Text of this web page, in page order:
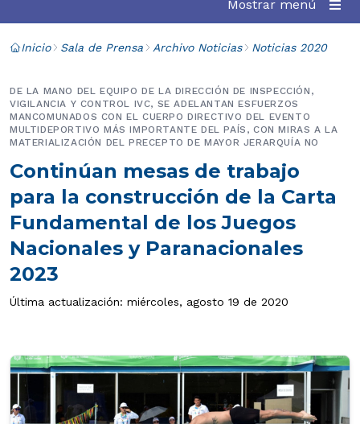
Mostrar menú
Inicio Sala de Prensa Archivo Noticias Noticias 2020
Continúan mesas de trabajo
para la construcción de la Carta
Fundamental de los Juegos
Nacionales y Paranacionales
2023
DE LA MANO DEL EQUIPO DE LA DIRECCIÓN DE INSPECCIÓN,
VIGILANCIA Y CONTROL IVC, SE ADELANTAN ESFUERZOS
MANCOMUNADOS CON EL CUERPO DIRECTIVO DEL EVENTO
MULTIDEPORTIVO MÁS IMPORTANTE DEL PAÍS, CON MIRAS A LA
MATERIALIZACIÓN DEL PRECEPTO DE MAYOR JERARQUÍA NO
Última actualización: miércoles, agosto 19 de 2020